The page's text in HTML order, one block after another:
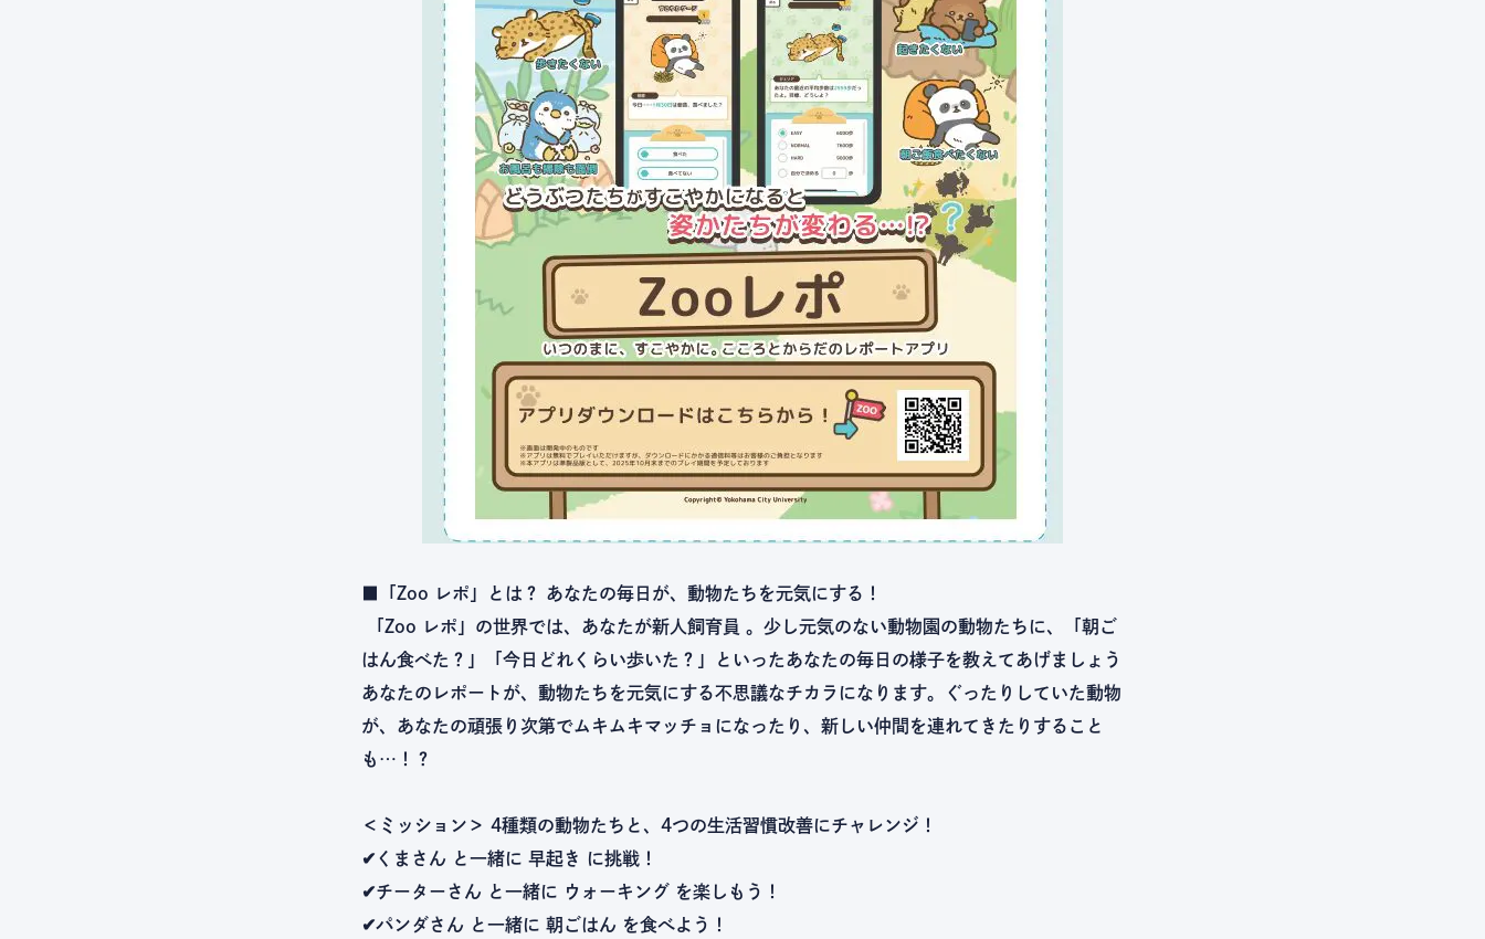
■「Zoo レポ」とは？ あなたの毎日が、動物たちを元気にする！
「Zoo レポ」の世界では、あなたが新人飼育員 。少し元気のない動物園の動物たちに、「朝ご
はん食べた？」「今日どれくらい歩いた？」といったあなたの毎日の様子を教えてあげましょう
あなたのレポートが、動物たちを元気にする不思議なチカラになります。ぐったりしていた動物
が、あなたの頑張り次第でムキムキマッチョになったり、新しい仲間を連れてきたりすること
も…！？
＜ミッション＞ 4種類の動物たちと、4つの生活習慣改善にチャレンジ！
✔ くまさん と一緒に 早起き に挑戦！
✔チーターさん と一緒に ウォーキング を楽しもう！
✔パンダさん と一緒に 朝ごはん を食べよう！